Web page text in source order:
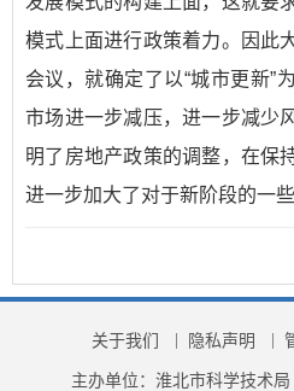
模式上面进行政策着力。因此
会议，就确定了以“城市更新”
市场进一步减压，进一步减少
明了房地产政策的调整，在保
进一步加大了对于新阶段的一些
关于我们 隐私声明
主办单位：淮北市科学技术局